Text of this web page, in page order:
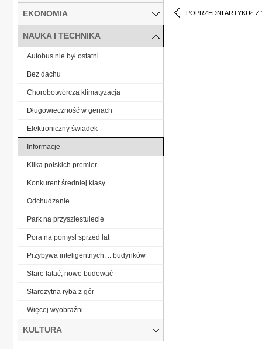
POPRZEDNI ARTYKUŁ Z
EKONOMIA
NAUKA I TECHNIKA
Autobus nie był ostatni
Bez dachu
Chorobotwórcza klimatyzacja
Długowieczność w genach
Elektroniczny świadek
Informacje
Kilka polskich premier
Konkurent średniej klasy
Odchudzanie
Park na przyszłestulecie
Pora na pomysł sprzed lat
Przybywa inteligentnych. .. budynków
Stare łatać, nowe budować
Starożytna ryba z gór
Więcej wyobraźni
KULTURA